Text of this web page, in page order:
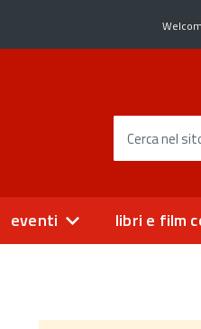
Cerca nel
eventi
libri e film